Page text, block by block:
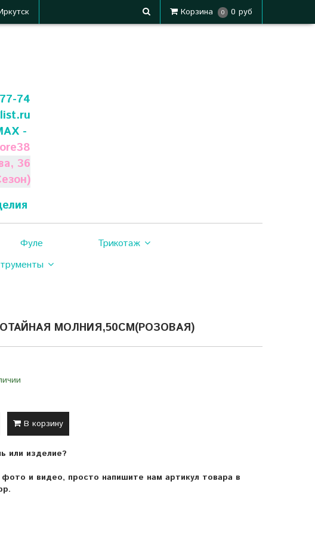
Корзина 0 0 руб
74
-
36
Фуле
Трикотаж
МОЛНИЯ,50СМ(РОЗОВАЯ)
В корзину
или изделие?
и видео, просто напишите нам артикул товара в